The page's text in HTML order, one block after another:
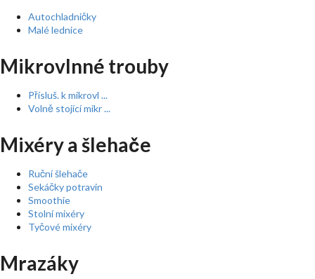
Autochladničky
Malé lednice
Mikrovlnné trouby
Přísluš. k mikrovl ...
Volně stojící mikr ...
Mixéry a šlehače
Ruční šlehače
Sekáčky potravin
Smoothie
Stolní mixéry
Tyčové mixéry
Mrazáky